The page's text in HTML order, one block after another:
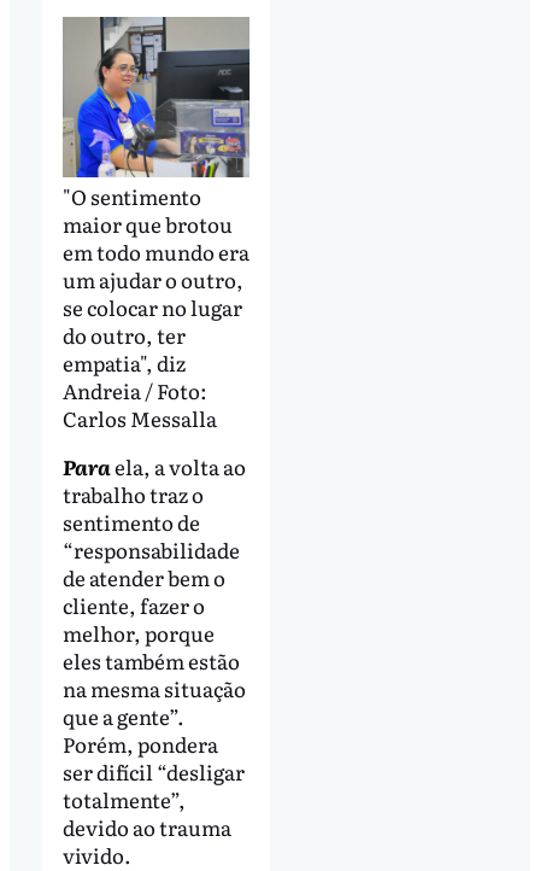
"O sentimento
maior que brotou
em todo mundo era
um ajudar o outro,
se colocar no lugar
do outro, ter
empatia", diz
Andreia / Foto:
Carlos Messalla
Paraela, a volta ao
trabalho traz o
sentimento de
“responsabilidade
de atender bem o
cliente, fazer o
melhor, porque
eles também estão
na mesma situação
que a gente”.
Porém, pondera
ser difícil “desligar
totalmente”,
devido ao trauma
vivido.